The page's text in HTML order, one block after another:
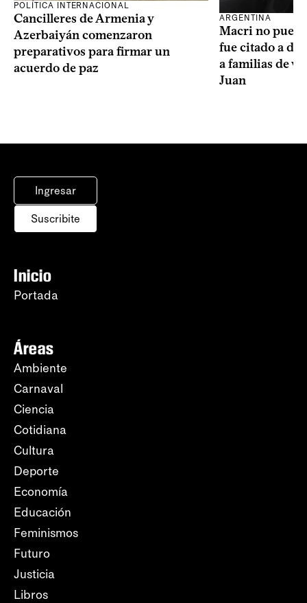
POLÍTICA INTERNACIONAL
Cancilleres de Armenia y
Azerbaiyán comenzaron
preparativos para firmar un
acuerdo de paz
ARGENTINA
Macri no
fue citado a
a familias de
Juan
Ingresar
Suscribite
Inicio
Portada
Áreas
Ambiente
Carnaval
Ciencia
Cotidiana
Cultura
Deporte
Economía
Educación
Feminismos
Futuro
Justicia
Libros